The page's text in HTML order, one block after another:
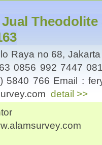
Theodolite
Raya no 68,
0856 992 7447
5840 766 Email :
detail >>